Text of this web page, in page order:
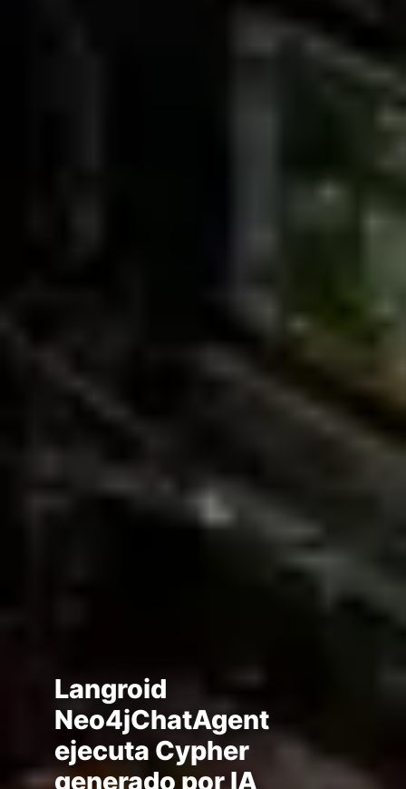
Langroid
Neo4jChatAgent
ejecuta Cypher
generado por IA